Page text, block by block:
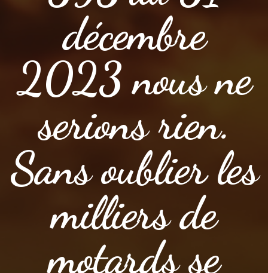
décembre
2023 nous ne
serions rien.
Sans oublier les
milliers de
motards se